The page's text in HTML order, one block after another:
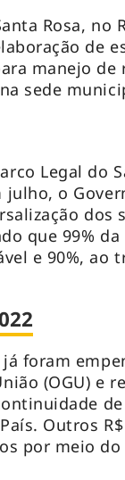
Rosa, no
de
manejo
sede
Legal do
o
dos
que 99%
e 90%, ao
foram
(OGU) e
Outros
por meio